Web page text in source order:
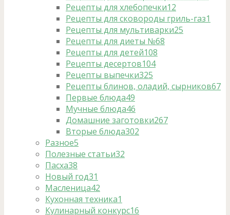
Рецепты для хлебопечки12
Рецепты для сковороды гриль-газ1
Рецепты для мультиварки25
Рецепты для диеты №68
Рецепты для детей108
Рецепты десертов104
Рецепты выпечки325
Рецепты блинов, оладий, сырников67
Первые блюда49
Мучные блюда46
Домашние заготовки267
Вторые блюда302
Разное5
Полезные статьи32
Пасха38
Новый год31
Масленица42
Кухонная техника1
Кулинарный конкурс16